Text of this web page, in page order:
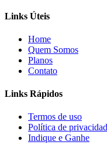
Links Úteis
Home
Quem Somos
Planos
Contato
Links Rápidos
Termos de uso
Política de
Indique e Ganhe